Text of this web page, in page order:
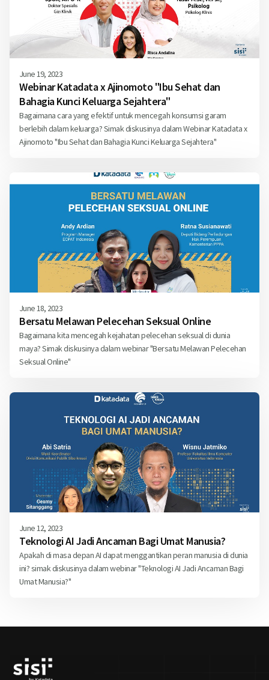
June 19, 2023
Webinar Katadata x Ajinomoto "Ibu Sehat dan
Bahagia Kunci Keluarga Sejahtera"
Bagaimana cara yang efektif untuk mencegah konsumsi garam
berlebih dalam keluarga? Simak diskusinya dalam Webinar Katadata x
Ajinomoto "Ibu Sehat dan Bahagia Kunci Keluarga Sejahtera"
June 18, 2023
Bersatu Melawan Pelecehan Seksual Online
Bagaimana kita mencegah kejahatan pelecehan seksual di dunia
maya? Simak diskusinya dalam webinar "Bersatu Melawan Pelecehan
Seksual Online"
June 12, 2023
Teknologi AI Jadi Ancaman Bagi Umat Manusia?
Apakah di masa depan AI dapat menggantikan peran manusia di dunia
ini? simak diskusinya dalam webinar "Teknologi AI Jadi Ancaman Bagi
Umat Manusia?"